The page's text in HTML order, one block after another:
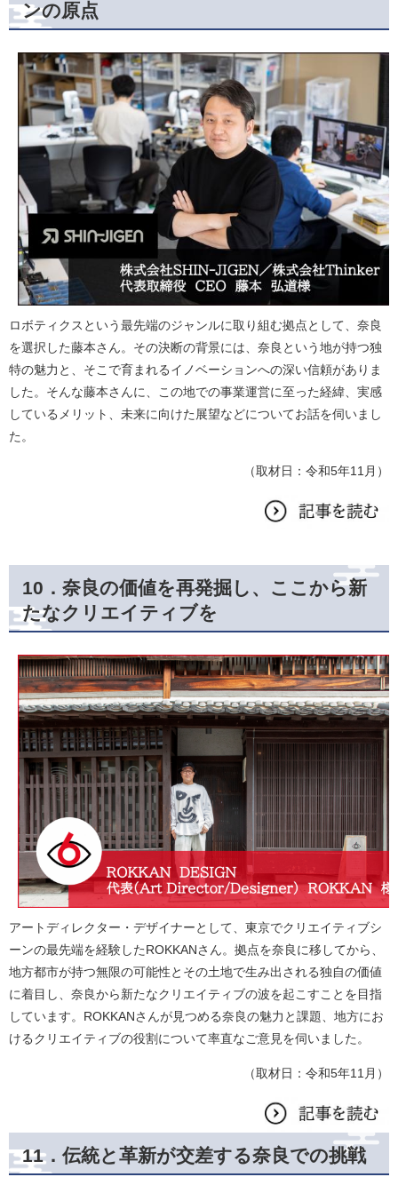
ンの原点
ロボティクスという最先端のジャンルに取り組む拠点として、奈良
を選択した藤本さん。その決断の背景には、奈良という地が持つ独
特の魅力と、そこで育まれるイノベーションへの深い信頼がありま
した。そんな藤本さんに、この地での事業運営に至った経緯、実感
しているメリット、未来に向けた展望などについてお話を伺いまし
た。
（取材日：令和5年11月）
10．奈良の価値を再発掘し、ここから新
たなクリエイティブを
アートディレクター・デザイナーとして、東京でクリエイティブシ
ーンの最先端を経験したROKKANさん。拠点を奈良に移してから、
地方都市が持つ無限の可能性とその土地で生み出される独自の価値
に着目し、奈良から新たなクリエイティブの波を起こすことを目指
しています。ROKKANさんが見つめる奈良の魅力と課題、地方にお
けるクリエイティブの役割について率直なご意見を伺いました。
（取材日：令和5年11月）
11．伝統と革新が交差する奈良での挑戦